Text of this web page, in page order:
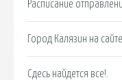
Расписание
Город Калязин на
Сдесь найдется все!.